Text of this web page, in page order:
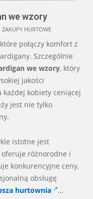
we wzory
ZAKUPY HURTOWE
połączy komfort z
Szczególnie
we wzory, który
jakości
każdej kobiety ceniącej
jest nie tylko
istotne jest
różnorodne i
konkurencyjne ceny,
obsługę
hurtownia …